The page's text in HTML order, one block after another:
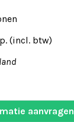
(incl. btw)
aanvragen